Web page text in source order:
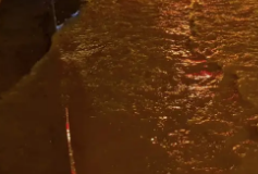
Mersin
İstanbul
İzmir
Kars